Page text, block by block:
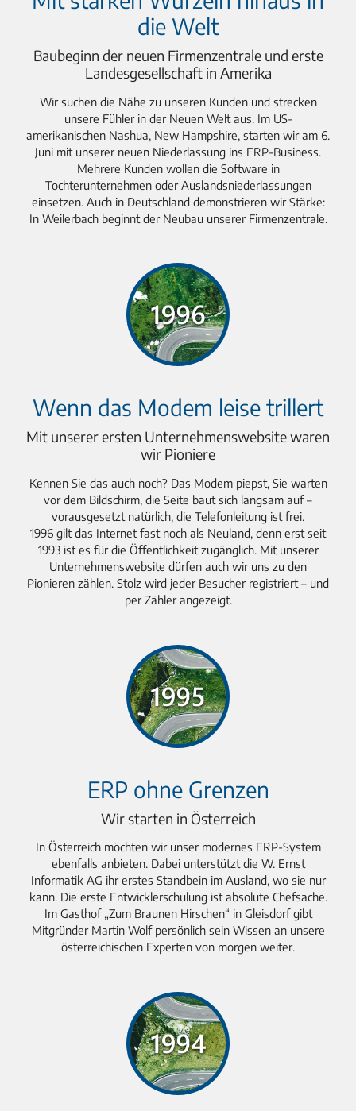
die Welt
Baubeginn der neuen Firmenzentrale und erste
Landesgesellschaft in Amerika
Wir suchen die Nähe zu unseren Kunden und strecken
unsere Fühler in der Neuen Welt aus. Im US-
amerikanischen Nashua, New Hampshire, starten wir am 6.
Juni mit unserer neuen Niederlassung ins ERP-Business.
Mehrere Kunden wollen die Software in
Tochterunternehmen oder Auslandsniederlassungen
einsetzen. Auch in Deutschland demonstrieren wir Stärke:
In Weilerbach beginnt der Neubau unserer Firmenzentrale.
Wenn das Modem leise trillert
Mit unserer ersten Unternehmenswebsite waren
wir Pioniere
Kennen Sie das auch noch? Das Modem piepst, Sie warten
vor dem Bildschirm, die Seite baut sich langsam auf –
vorausgesetzt natürlich, die Telefonleitung ist frei.
1996 gilt das Internet fast noch als Neuland, denn erst seit
1993 ist es für die Öffentlichkeit zugänglich. Mit unserer
Unternehmenswebsite dürfen auch wir uns zu den
Pionieren zählen. Stolz wird jeder Besucher registriert – und
per Zähler angezeigt.
ERP ohne Grenzen
Wir starten in Österreich
In Österreich möchten wir unser modernes ERP-System
ebenfalls anbieten. Dabei unterstützt die W. Ernst
Informatik AG ihr erstes Standbein im Ausland, wo sie nur
kann. Die erste Entwicklerschulung ist absolute Chefsache.
Im Gasthof „Zum Braunen Hirschen“ in Gleisdorf gibt
Mitgründer Martin Wolf persönlich sein Wissen an unsere
österreichischen Experten von morgen weiter.